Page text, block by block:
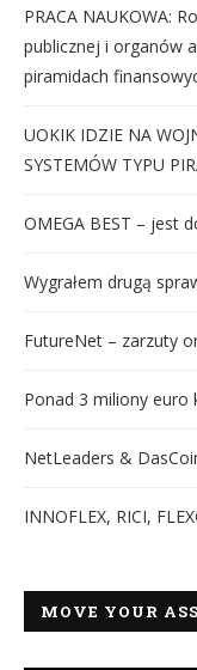
PRACA NAUKOWA:
publicznej i organów
piramidach
UOKIK IDZIE NA
SYSTEMÓW TYPU
OMEGA BEST – jest
Wygrałem drugą
FutureNet – zarzuty
Ponad 3 miliony euro
NetLeaders &
INNOFLEX, RICI,
MOVE YOUR ASS